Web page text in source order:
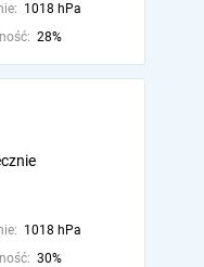
1018 hPa
28%
1018 hPa
30%